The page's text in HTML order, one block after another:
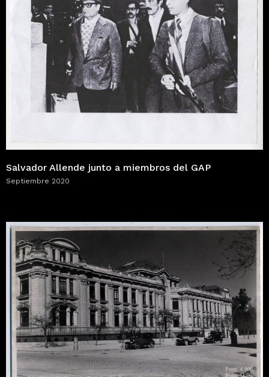
Salvador Allende junto a miembros del GAP
Septiembre 2020